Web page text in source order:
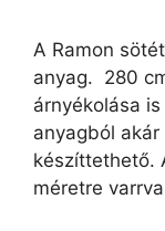
A Ramon
anyag. 280
árnyékolása
anyagból
készíttethető.
méretre